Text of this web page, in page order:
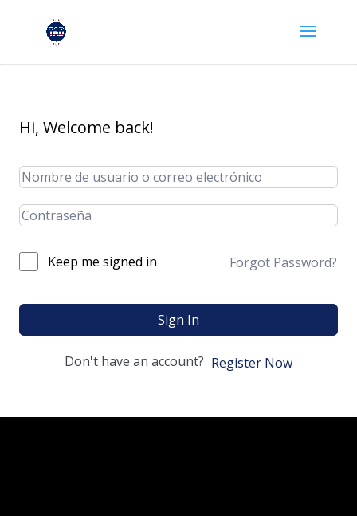
Hi, Welcome back!
Keep me signed in Forgot Password?
Sign In
Don't have an account? Register Now